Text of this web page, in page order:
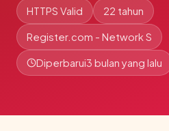
HTTPS Valid 22 tahun
Register.com - Network S
Diperbarui3 bulan yang lalu